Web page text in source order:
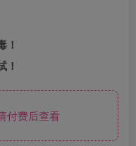
！
！
付费后查看